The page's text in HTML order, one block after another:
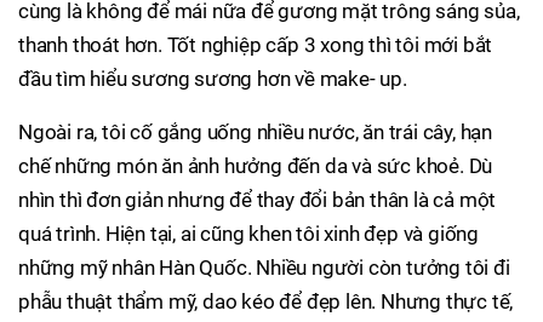
cùng là không để mái nữa để gương mặt trông sáng sủa,
thanh thoát hơn. Tốt nghiệp cấp 3 xong thì tôi mới bắt
đầu tìm hiểu sương sương hơn về make- up.
Ngoài ra, tôi cố gắng uống nhiều nước, ăn trái cây, hạn
chế những món ăn ảnh hưởng đến da và sức khoẻ. Dù
nhìn thì đơn giản nhưng để thay đổi bản thân là cả một
quá trình. Hiện tại, ai cũng khen tôi xinh đẹp và giống
những mỹ nhân Hàn Quốc. Nhiều người còn tưởng tôi đi
phẫu thuật thẩm mỹ, dao kéo để đẹp lên. Nhưng thực tế,